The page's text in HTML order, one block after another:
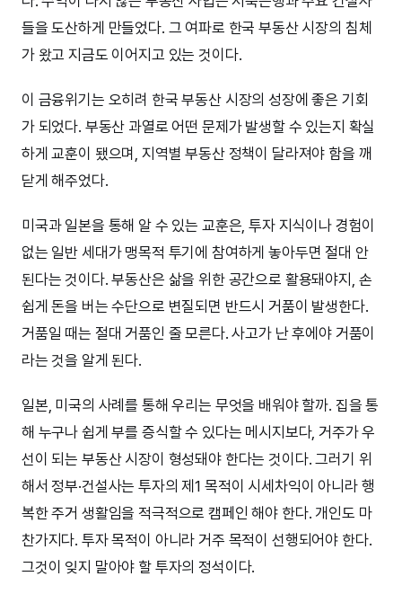
들을 도산하게 만들었다. 그 여파로 한국 부동산 시장의 침체
가 왔고 지금도 이어지고 있는 것이다.
이 금융위기는 오히려 한국 부동산 시장의 성장에 좋은 기회
가 되었다. 부동산 과열로 어떤 문제가 발생할 수 있는지 확실
하게 교훈이 됐으며, 지역별 부동산 정책이 달라져야 함을 깨
닫게 해주었다.
미국과 일본을 통해 알 수 있는 교훈은, 투자 지식이나 경험이
없는 일반 세대가 맹목적 투기에 참여하게 놓아두면 절대 안
된다는 것이다. 부동산은 삶을 위한 공간으로 활용돼야지, 손
쉽게 돈을 버는 수단으로 변질되면 반드시 거품이 발생한다.
거품일 때는 절대 거품인 줄 모른다. 사고가 난 후에야 거품이
라는 것을 알게 된다.
일본, 미국의 사례를 통해 우리는 무엇을 배워야 할까. 집을 통
해 누구나 쉽게 부를 증식할 수 있다는 메시지보다, 거주가 우
선이 되는 부동산 시장이 형성돼야 한다는 것이다. 그러기 위
해서 정부·건설사는 투자의 제1 목적이 시세차익이 아니라 행
복한 주거 생활임을 적극적으로 캠페인 해야 한다. 개인도 마
찬가지다. 투자 목적이 아니라 거주 목적이 선행되어야 한다.
그것이 잊지 말아야 할 투자의 정석이다.